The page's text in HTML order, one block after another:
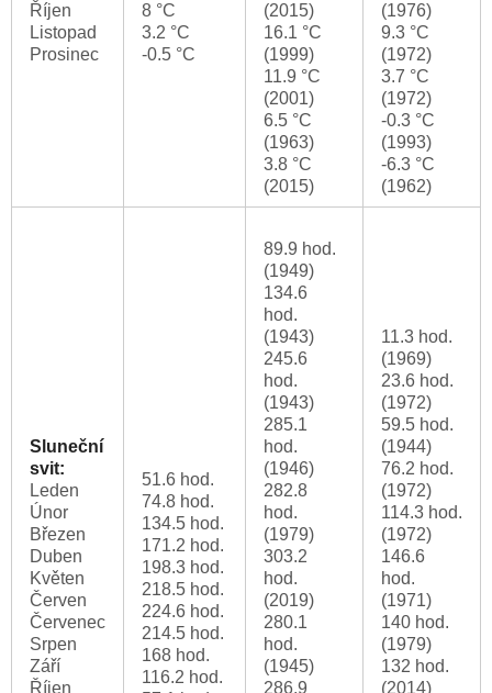
Říjen
Listopad
Prosinec
8 °C
3.2 °C
-0.5 °C
(2015)
16.1 °C
(1999)
11.9 °C
(2001)
6.5 °C
(1963)
3.8 °C
(2015)
(1976)
9.3 °C
(1972)
3.7 °C
(1972)
-0.3 °C
(1993)
-6.3 °C
(1962)
Sluneční
svit:
Leden
Únor
Březen
Duben
Květen
Červen
Červenec
Srpen
Září
Říjen
51.6 hod.
74.8 hod.
134.5 hod.
171.2 hod.
198.3 hod.
218.5 hod.
224.6 hod.
214.5 hod.
168 hod.
116.2 hod.
89.9 hod.
(1949)
134.6
hod.
(1943)
245.6
hod.
(1943)
285.1
hod.
(1946)
282.8
hod.
(1979)
303.2
hod.
(2019)
280.1
hod.
(1945)
286.9
11.3 hod.
(1969)
23.6 hod.
(1972)
59.5 hod.
(1944)
76.2 hod.
(1972)
114.3 hod.
(1972)
146.6
hod.
(1971)
140 hod.
(1979)
132 hod.
(2014)